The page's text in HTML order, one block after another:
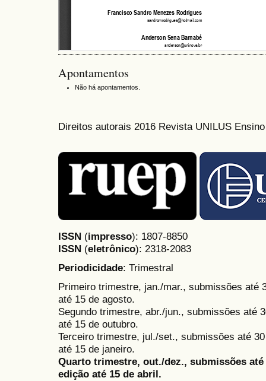
Apontamentos
Não há apontamentos.
Direitos autorais 2016 Revista UNILUS
ISSN (impresso): 1807-8850
ISSN (eletrônico): 2318-2083
Periodicidade: Trimestral
Primeiro trimestre, jan./mar., submissões até
até 15 de agosto.
Segundo trimestre, abr./jun., submissões até
até 15 de outubro.
Terceiro trimestre, jul./set., submissões até
até 15 de janeiro.
Quarto trimestre, out./dez., submissões
edição até 15 de abril.